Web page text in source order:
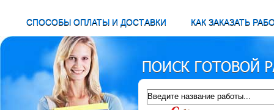
СПОСОБЫ ОПЛАТЫ И ДОСТАВКИ КАК ЗАКАЗАТЬ